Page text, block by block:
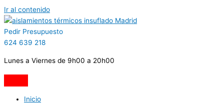
Ir al contenido
Pedir Presupuesto
624 639 218
Lunes a Viernes de 9h00 a 20h00
Inicio